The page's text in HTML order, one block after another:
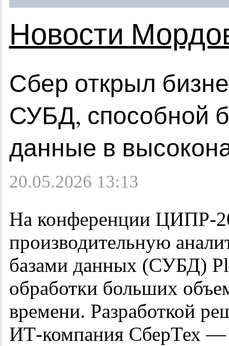
Новости
Сбер открыл
СУБД, способной
данные в
20.05.2026 13:13
На конференции ЦИПР-
производительную
базами данных (СУБД)
обработки больших
времени. Разработкой
ИТ-компания СберТех —